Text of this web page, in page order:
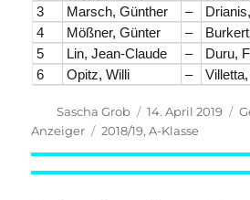
3
Marsch, Günther –
4
Mößner, Günter –
5
Lin, Jean-Claude – Duru,
6
Opitz, Willi –
Autor
Sascha Grob
Veröffentlicht
am
14. April 2019
Anzeiger
Schlagwörter
2018/19,A-Klasse